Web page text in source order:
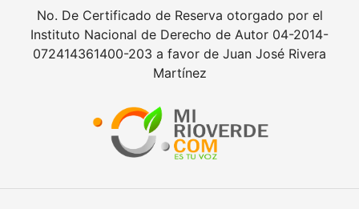
No. De Certificado de Reserva otorgado por el
Instituto Nacional de Derecho de Autor 04-2014-
072414361400-203 a favor de Juan José Rivera
Martínez